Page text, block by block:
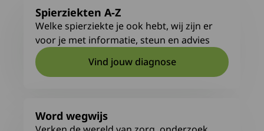
Spierziekten A-Z
Welke spierziekte je ook hebt, wij zijn er
voor je met informatie, steun en advies
Vind jouw diagnose
Word wegwijs